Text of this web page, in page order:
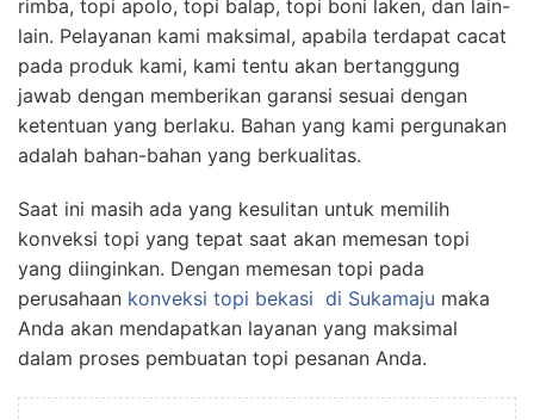
rimba, topi apolo, topi balap, topi boni laken, dan lain-
lain. Pelayanan kami maksimal, apabila terdapat cacat
pada produk kami, kami tentu akan bertanggung
jawab dengan memberikan garansi sesuai dengan
ketentuan yang berlaku. Bahan yang kami pergunakan
adalah bahan-bahan yang berkualitas.
Saat ini masih ada yang kesulitan untuk memilih
konveksi topi yang tepat saat akan memesan topi
yang diinginkan. Dengan memesan topi pada
perusahaan konveksi topi bekasi di Sukamaju maka
Anda akan mendapatkan layanan yang maksimal
dalam proses pembuatan topi pesanan Anda.